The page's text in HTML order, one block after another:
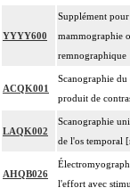
YYYY600
Supplément
mammographie
remnographique
ACQK001
Scanographie du
produit de
LAQK002
Scanographie
de l'os temporal
AHQB026
l'effort avec